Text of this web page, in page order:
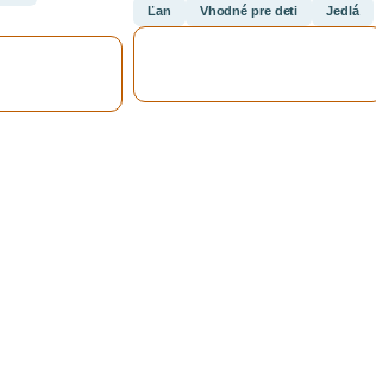
Ľan Vhodné pre deti Jedlá